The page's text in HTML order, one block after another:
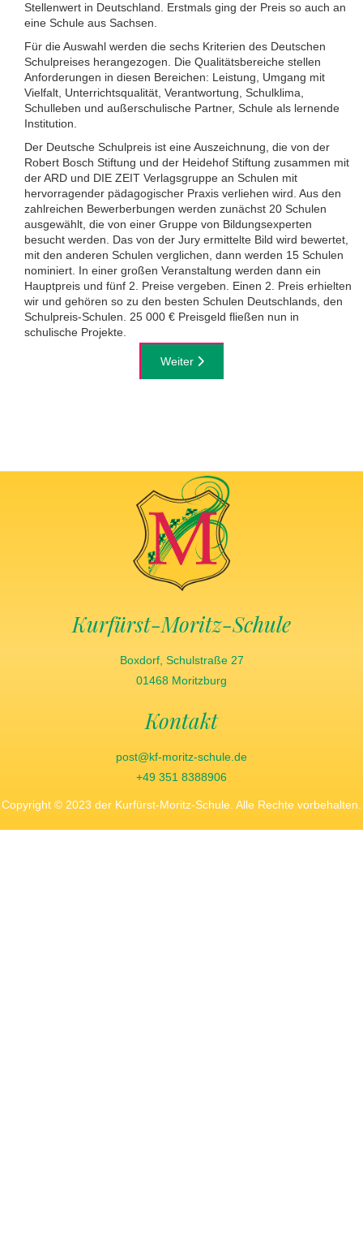
Stellenwert in Deutschland. Erstmals ging der Preis so auch an
eine Schule aus Sachsen.
Für die Auswahl werden die sechs Kriterien des Deutschen
Schulpreises herangezogen. Die Qualitätsbereiche stellen
Anforderungen in diesen Bereichen: Leistung, Umgang mit
Vielfalt, Unterrichtsqualität, Verantwortung, Schulklima,
Schulleben und außerschulische Partner, Schule als lernende
Institution.
Der Deutsche Schulpreis ist eine Auszeichnung, die von der
Robert Bosch Stiftung und der Heidehof Stiftung zusammen mit
der ARD und DIE ZEIT Verlagsgruppe an Schulen mit
hervorragender pädagogischer Praxis verliehen wird. Aus den
zahlreichen Bewerberbungen werden zunächst 20 Schulen
ausgewählt, die von einer Gruppe von Bildungsexperten
besucht werden. Das von der Jury ermittelte Bild wird bewertet,
mit den anderen Schulen verglichen, dann werden 15 Schulen
nominiert. In einer großen Veranstaltung werden dann ein
Hauptpreis und fünf 2. Preise vergeben. Einen 2. Preis erhielten
wir und gehören so zu den besten Schulen Deutschlands, den
Schulpreis-Schulen. 25 000 € Preisgeld fließen nun in
schulische Projekte.
Nächster Beitrag: Nominiert für den
Weiter
Kurfürst-Moritz-Schule
Boxdorf, Schulstraße 27
01468 Moritzburg
Kontakt
post@kf-moritz-schule.de
+49 351 8388906
Copyright © 2023 der Kurfürst-Moritz-Schule. Alle Rechte vorbehalten.